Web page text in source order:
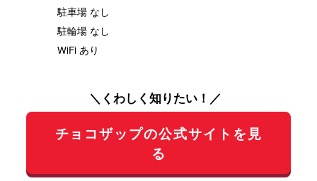
駐車場 なし
駐輪場 なし
WiFi あり
＼くわしく知りたい！／
チョコザップの公式サイトを見
る